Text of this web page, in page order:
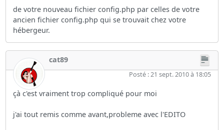
de votre nouveau fichier config.php par celles de votre
ancien fichier config.php qui se trouvait chez votre
hébergeur.
cat89
Posté : 21 sept. 2010 à 18:05
çà c'est vraiment trop compliqué pour moi
j'ai tout remis comme avant,probleme avec l'EDITO